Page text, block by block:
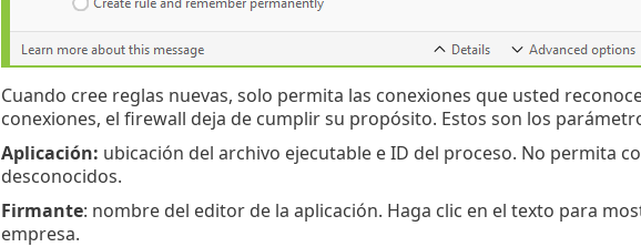
Cuando cree reglas nuevas, solo permita las conexiones que usted
conexiones, el firewall deja de cumplir su propósito. Estos son los
Aplicación: ubicación del archivo ejecutable e ID del proceso. No permita
desconocidos.
Firmante: nombre del editor de la aplicación. Haga clic en el texto para
empresa.